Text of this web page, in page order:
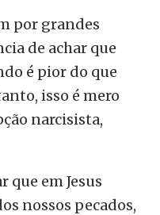
por grandes
de achar que
é pior do que
isso é mero
narcisista,
que em Jesus
nossos pecados,